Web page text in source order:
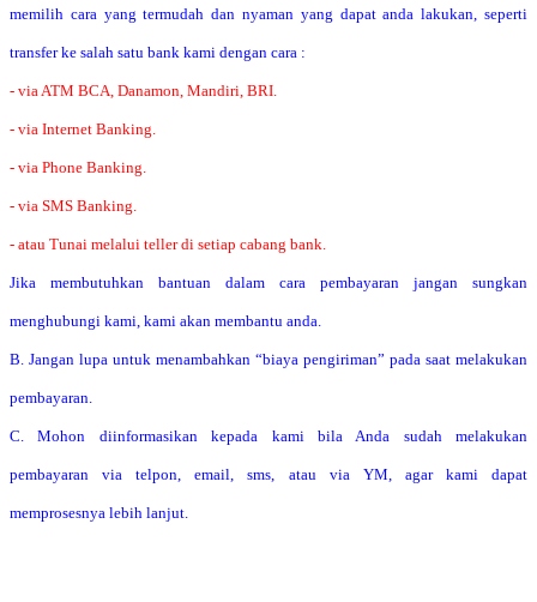
memilih cara yang termudah dan nyaman yang dapat anda lakukan, seperti
transfer ke salah satu bank kami dengan cara :
- via ATM BCA, Danamon, Mandiri, BRI.
- via Internet Banking.
- via Phone Banking.
- via SMS Banking.
- atau Tunai melalui teller di setiap cabang bank.
Jika membutuhkan bantuan dalam cara pembayaran jangan sungkan
menghubungi kami, kami akan membantu anda.
B. Jangan lupa untuk menambahkan “biaya pengiriman” pada saat melakukan
pembayaran.
C. Mohon diinformasikan kepada kami bila Anda sudah melakukan
pembayaran via telpon, email, sms, atau via YM, agar kami dapat
memprosesnya lebih lanjut.